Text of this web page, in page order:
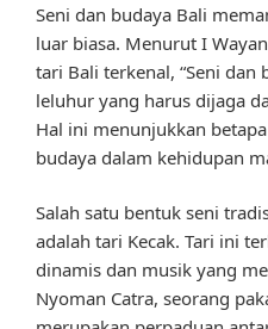
Seni dan budaya Bali
luar biasa. Menurut I
tari Bali terkenal, “Seni dan
leluhur yang harus dijaga
Hal ini menunjukkan
budaya dalam kehidupan
Salah satu bentuk seni
adalah tari Kecak. Tari ini
dinamis dan musik yang
Nyoman Catra, seorang